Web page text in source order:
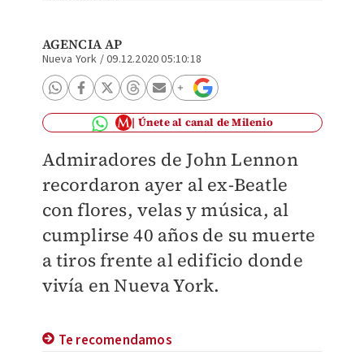
AGENCIA AP
Nueva York /09.12.2020 05:10:18
Únete al canal de Milenio
Admiradores de John Lennon
recordaron ayer al ex-Beatle
con flores, velas y música, al
cumplirse 40 años de su muerte
a tiros frente al edificio donde
vivía en Nueva York.
Te recomendamos